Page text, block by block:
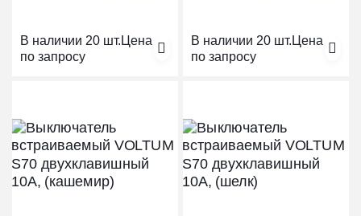
В наличии 20 шт. Цена
по запросу
В наличии 20 шт. Цена
по запросу